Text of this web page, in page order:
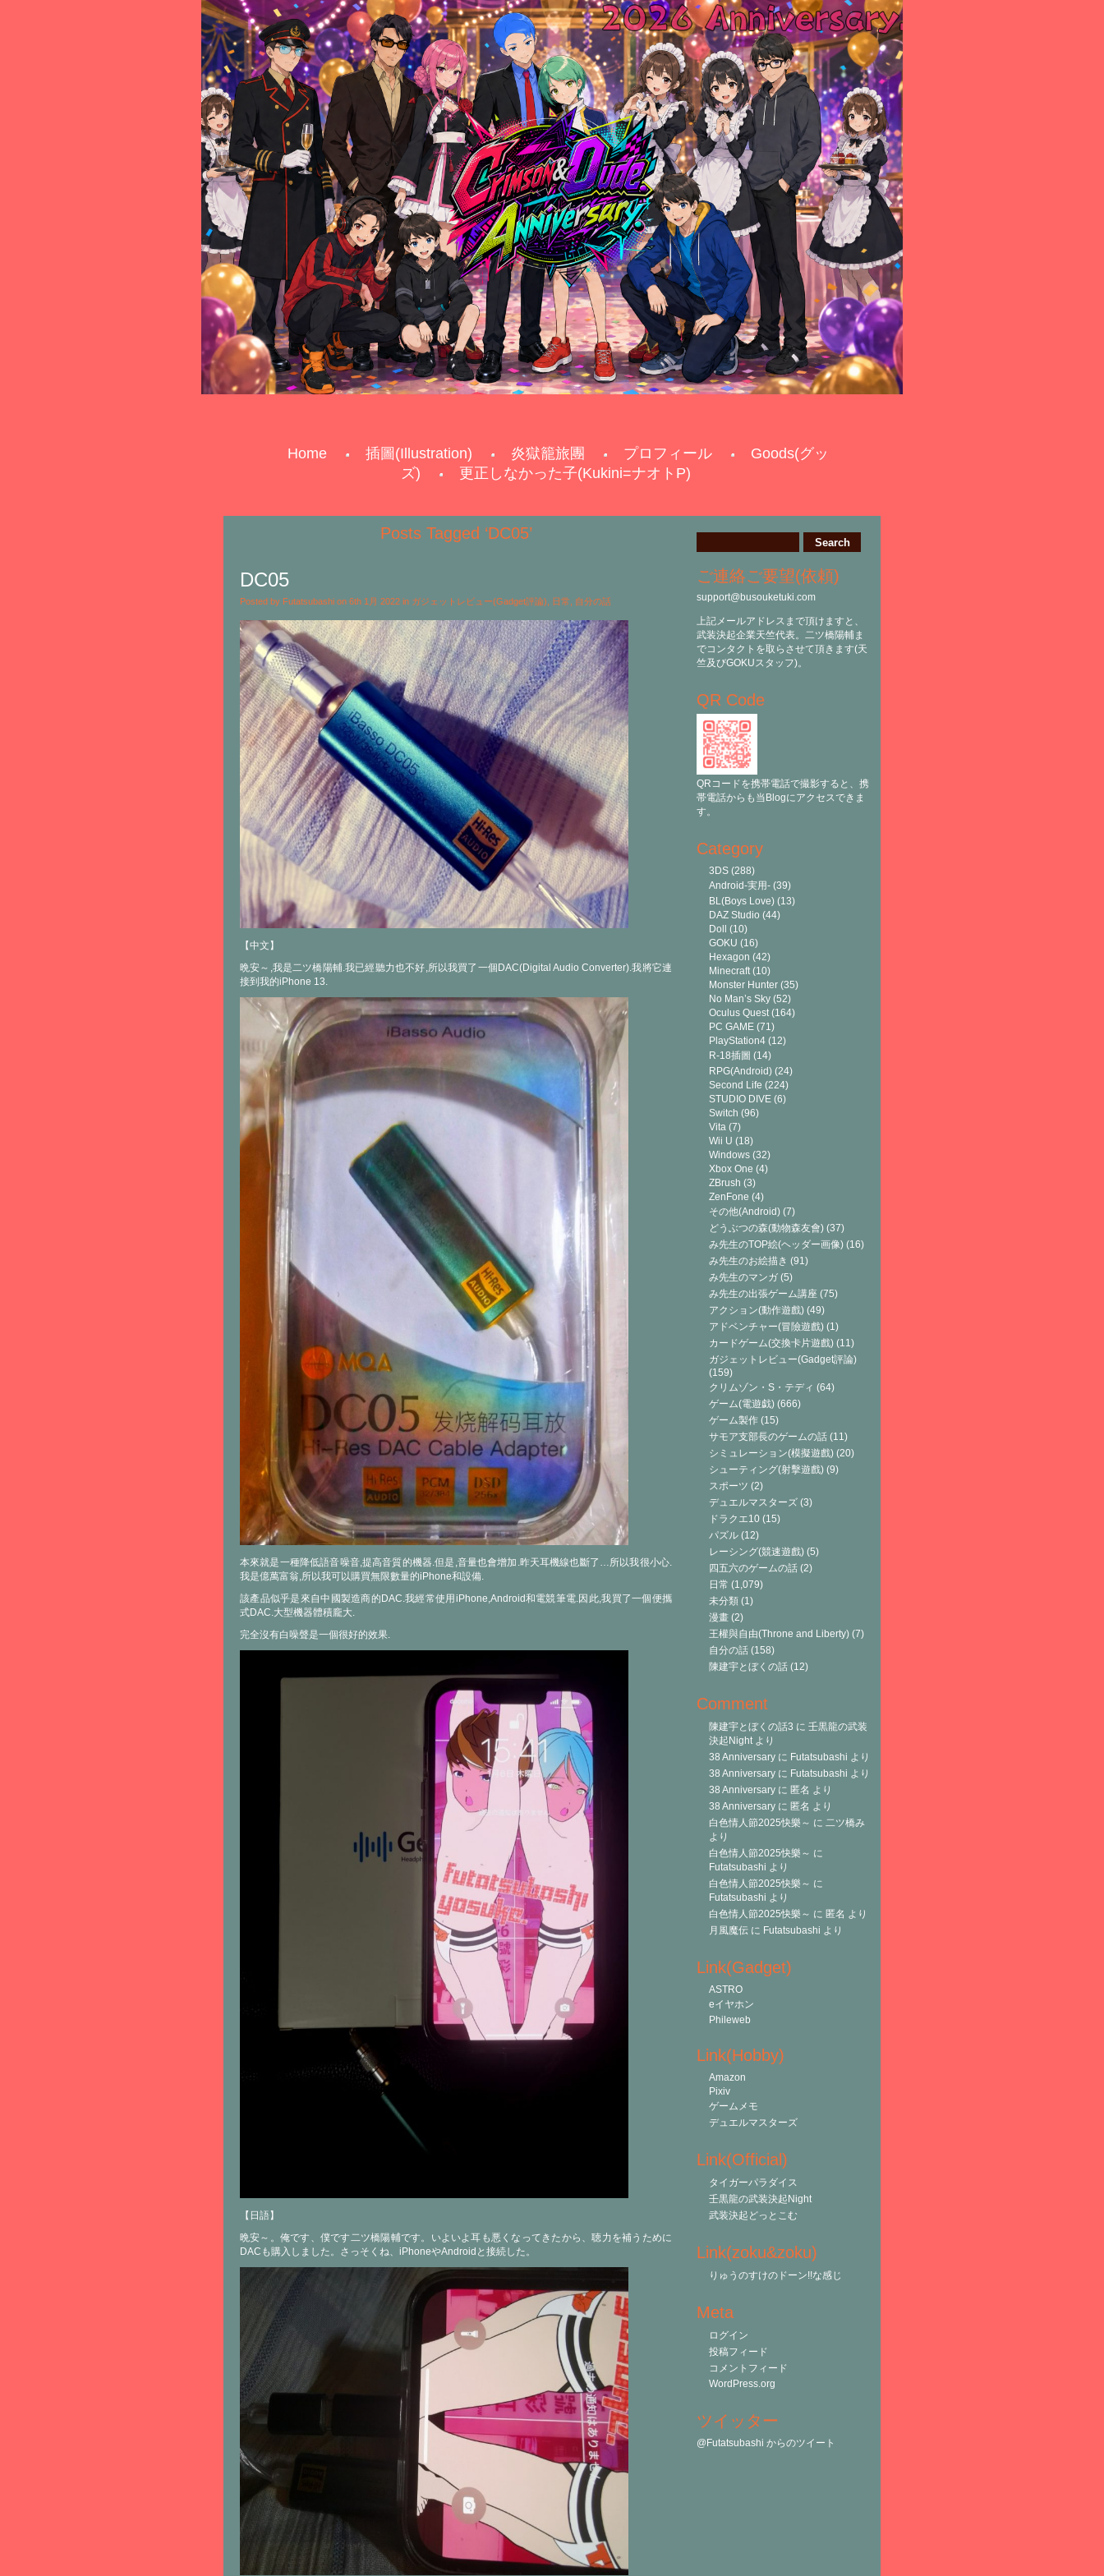
Home 插圖(Illustration) 炎獄籠旅團 プロフィール
Goods(グッ
ズ)
更正しなかった子(Kukini=ナオトP)
Posts Tagged ‘DC05’
DC05
Posted by Futatsubashi on 6th 1月 2022 in ガジェットレビュー(Gadget評論) 日常 自分の話
【中文】
晩安～,我是二ツ橋陽輔.我已經聽力也不好,所以我買了一個DAC(Digital Audio Converter).我將它連
接到我的iPhone 13.
本來就是一種降低語音噪音,提高音質的機器.但是,音量也會增加.昨天耳機線也斷了…所以我很小心.
我是億萬富翁,所以我可以購買無限數量的iPhone和設備.
該產品似乎是來自中國製造商的DAC.我經常使用iPhone,Android和電競筆電.因此,我買了一個便攜
式DAC.大型機器體積龐大.
完全沒有白噪聲是一個很好的效果.
【日語】
晩安～。俺です、僕です二ツ橋陽輔です。いよいよ耳も悪くなってきたから、聴力を補うために
DACも購入しました。さっそくね、iPhoneやAndroidと接続した。
ご連絡ご要望(依頼)
support@busouketuki.com
上記メールアドレスまで頂けますと、
武装決起企業天竺代表。二ツ橋陽輔ま
でコンタクトを取らさせて頂きます(天
竺及びGOKUスタッフ)。
QR Code
QRコードを携帯電話で撮影すると、携
帯電話からも当Blogにアクセスできま
す。
Category
3DS (288)
Android-実用- (39)
BL(Boys Love) (13)
DAZ Studio (44)
Doll
(10)
GOKU (16)
Hexagon (42)
Minecraft(10)
Monster Hunter (35)
No Man’s Sky (52)
Oculus Quest(164)
PC GAME (71)
PlayStation4 (12)
R-18插圖 (14)
RPG(Android) (24)
Second Life (224)
STUDIO DIVE (6)
Switch (96)
Vita (7)
Wii U (18)
Windows (32)
Xbox One (4)
ZBrush (3)
ZenFone (4)
その他(Android) (7)
どうぶつの森(動物森友會) (37)
み先生のTOP絵(ヘッダー画像) (16)
み先生のお絵描き (91)
み先生のマンガ (5)
み先生の出張ゲーム講座 (75)
アクション(動作遊戲) (49)
アドベンチャー(冒險遊戲) (1)
カードゲーム(交換卡片遊戲) (11)
ガジェットレビュー(Gadget評論)
(159)
クリムゾン・S・テディ (64)
ゲーム(電遊戯) (666)
ゲーム製作 (15)
サモア支部長のゲームの話 (11)
シミュレーション(模擬遊戲) (20)
シューティング(射擊遊戲) (9)
スポーツ (2)
デュエルマスターズ (3)
ドラクエ10 (15)
パズル (12)
レーシング(競速遊戲) (5)
四五六のゲームの話 (2)
日常 (1,079)
未分類 (1)
漫畫 (2)
王權與自由(Throne and Liberty) (7)
自分の話 (158)
陳建宇とぼくの話 (12)
Comment
陳建宇とぼくの話3 に 壬黒龍の武装
決起Nightより
38 Anniversary に Futatsubashi より
38 Anniversary に Futatsubashi より
38 Anniversary に 匿名 より
38 Anniversary に 匿名 より
白色情人節2025快樂～ に 二ツ橋み
より
白色情人節2025快樂～ に
Futatsubashi より
白色情人節2025快樂～ に
Futatsubashi より
白色情人節2025快樂～ に 匿名 より
月風魔伝 に Futatsubashi より
Link(Gadget)
ASTRO
eイヤホン
Phileweb
Link(Hobby)
Amazon
Pixiv
ゲームメモ
デュエルマスターズ
Link(Official)
タイガーパラダイス
壬黒龍の武装決起Night
武装決起どっとこむ
Link(zoku&zoku)
りゅうのすけのドーン!!な感じ
Meta
ログイン
投稿フィード
コメントフィード
WordPress.org
ツイッター
@Futatsubashi からのツイート